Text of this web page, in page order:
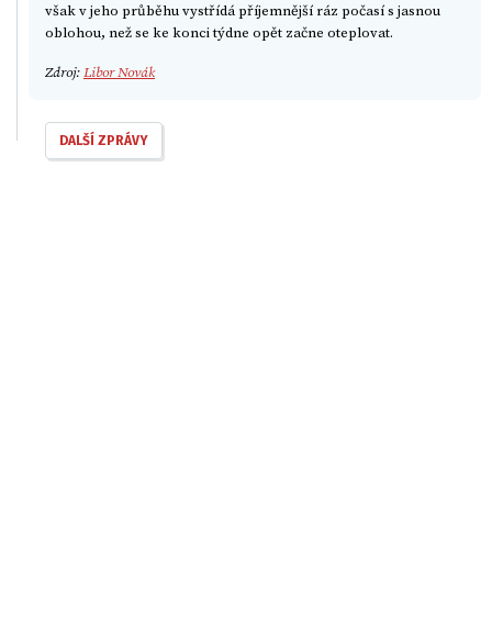
však v jeho průběhu vystřídá příjemnější ráz počasí s jasnou
oblohou, než se ke konci týdne opět začne oteplovat.
Zdroj:Libor Novák
DALŠÍ ZPRÁVY